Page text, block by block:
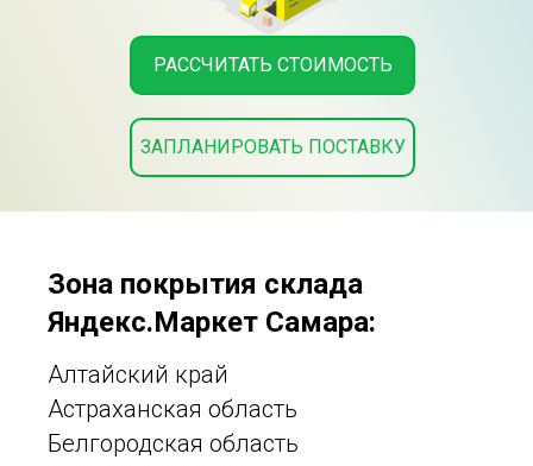
РАССЧИТАТЬ СТОИМОСТЬ
ЗАПЛАНИРОВАТЬ ПОСТАВКУ
Зона покрытия склада
Яндекс.Маркет Самара:
Алтайский край
Астраханская область
Белгородская область